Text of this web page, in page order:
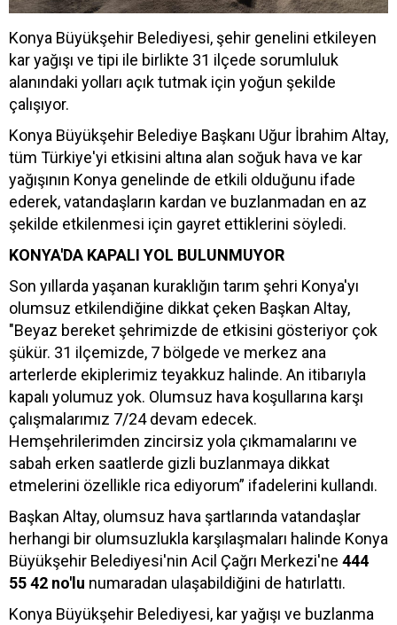
Konya Büyükşehir Belediyesi, şehir genelini etkileyen
kar yağışı ve tipi ile birlikte 31 ilçede sorumluluk
alanındaki yolları açık tutmak için yoğun şekilde
çalışıyor.
Konya Büyükşehir Belediye Başkanı Uğur İbrahim Altay,
tüm Türkiye'yi etkisini altına alan soğuk hava ve kar
yağışının Konya genelinde de etkili olduğunu ifade
ederek, vatandaşların kardan ve buzlanmadan en az
şekilde etkilenmesi için gayret ettiklerini söyledi.
KONYA'DA KAPALI YOL BULUNMUYOR
Son yıllarda yaşanan kuraklığın tarım şehri Konya'yı
olumsuz etkilendiğine dikkat çeken Başkan Altay,
"Beyaz bereket şehrimizde de etkisini gösteriyor çok
şükür. 31 ilçemizde, 7 bölgede ve merkez ana
arterlerde ekiplerimiz teyakkuz halinde. An itibarıyla
kapalı yolumuz yok. Olumsuz hava koşullarına karşı
çalışmalarımız 7/24 devam edecek.
Hemşehrilerimden zincirsiz yola çıkmamalarını ve
sabah erken saatlerde gizli buzlanmaya dikkat
etmelerini özellikle rica ediyorum” ifadelerini kullandı.
Başkan Altay, olumsuz hava şartlarında vatandaşlar
herhangi bir olumsuzlukla karşılaşmaları halinde Konya
Büyükşehir Belediyesi'nin Acil Çağrı Merkezi'ne 444
55 42 no'lu numaradan ulaşabildiğini de hatırlattı.
Konya Büyükşehir Belediyesi, kar yağışı ve buzlanma